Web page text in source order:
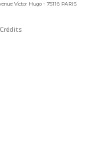
Victor Hugo - 75116 PARIS
Crédits